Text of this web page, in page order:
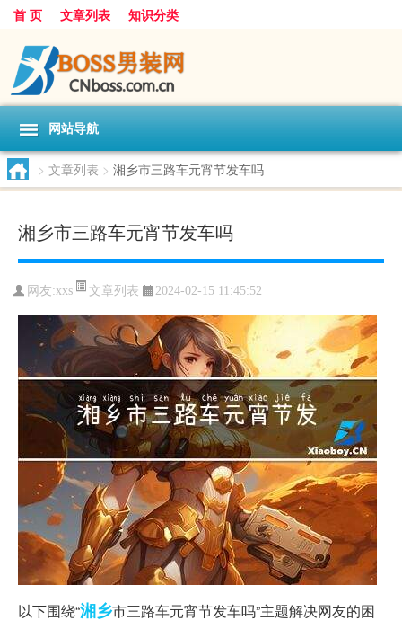
首 页 文章列表 知识分类
网站导航
> 文章列表 > 湘乡市三路车元宵节发车吗
湘乡市三路车元宵节发车吗
网友:xxs 文章列表 2024-02-15 11:45:52
以下围绕“湘乡市三路车元宵节发车吗”主题解决网友的困